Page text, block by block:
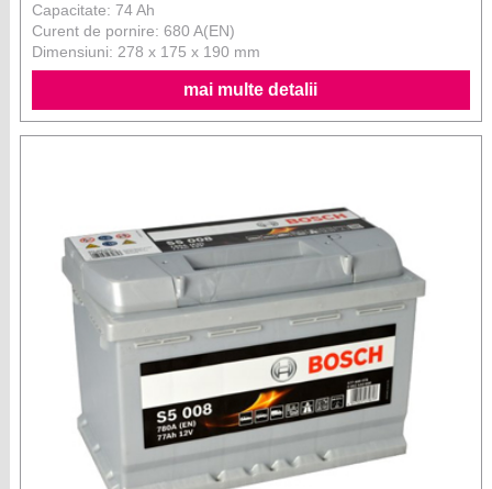
Capacitate: 74 Ah
Curent de pornire: 680 A(EN)
Dimensiuni: 278 x 175 x 190 mm
mai multe detalii